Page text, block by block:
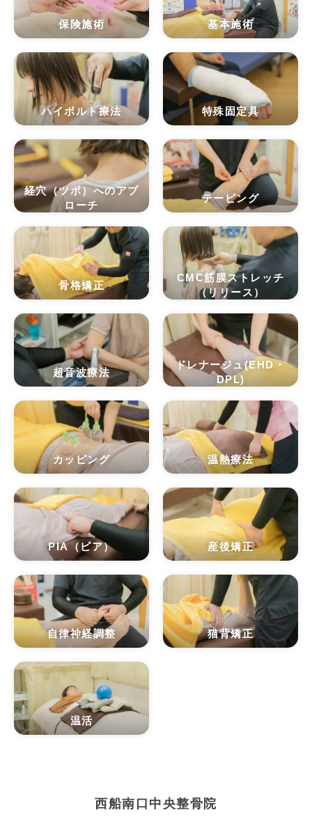
保険施術 基本施術
ハイボルト療法 特殊固定具
経穴（ツボ）へのアプ
ローチ
テーピング
骨格矯正
CMC筋膜ストレッチ
（リリース）
超音波療法
ドレナージュ(EHD・
DPL)
カッピング 温熱療法
PIA（ピア） 産後矯正
自律神経調整 猫背矯正
温活
西船南口中央整骨院